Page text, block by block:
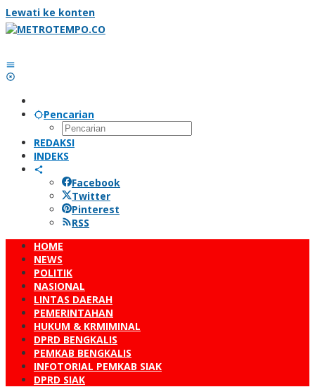
Lewati ke konten
Pencarian
REDAKSI
INDEKS
Facebook
Twitter
Pinterest
RSS
HOME
NEWS
POLITIK
NASIONAL
LINTAS DAERAH
PEMERINTAHAN
HUKUM & KRMIMINAL
DPRD BENGKALIS
PEMKAB BENGKALIS
INFOTORIAL PEMKAB SIAK
DPRD SIAK